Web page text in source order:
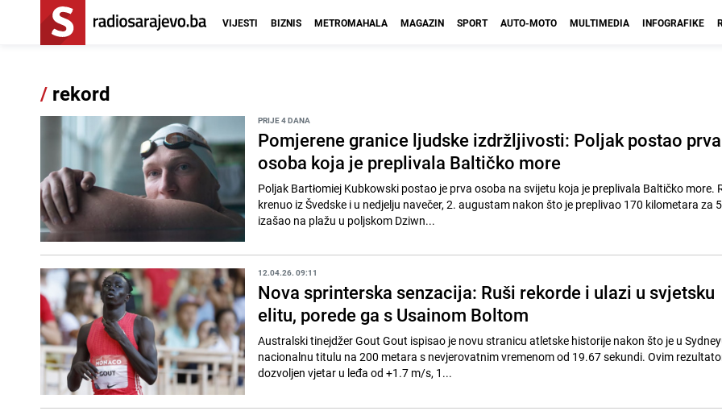
VIJESTI BIZNIS METROMAHALA MAGAZIN SPORT AUTO-MOTO MULTIMEDIA INFOGRAFIKE
/ rekord
PRIJE 4 DANA
Pomjerene granice ljudske izdržljivosti: Poljak postao prva
osoba koja je preplivala Baltičko more
Poljak Bartłomiej Kubkowski postao je prva osoba na svijetu koja je preplivala Baltičko more.
krenuo iz Švedske i u nedjelju navečer, 2. augustam nakon što je preplivao 170 kilometara za
izašao na plažu u poljskom Dziwn...
12.04.26. 09:11
Nova sprinterska senzacija: Ruši rekorde i ulazi u svjetsku
elitu, porede ga s Usainom Boltom
Australski tinejdžer Gout Gout ispisao je novu stranicu atletske historije nakon što je u
nacionalnu titulu na 200 metara s nevjerovatnim vremenom od 19.67 sekundi. Ovim
dozvoljen vjetar u leđa od +1.7 m/s, 1...